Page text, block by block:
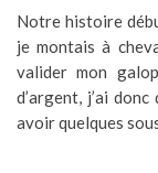
Notre histoire
je montais à
valider mon
d’argent, j’ai
avoir quelques